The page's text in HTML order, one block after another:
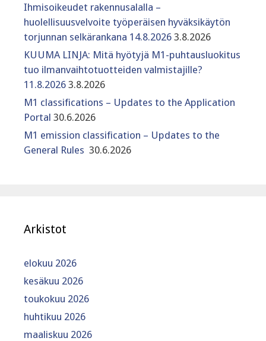
Ihmisoikeudet rakennusalalla –
huolellisuusvelvoite työperäisen hyväksikäytön
torjunnan selkärankana 14.8.2026 3.8.2026
KUUMA LINJA: Mitä hyötyjä M1-puhtausluokitus
tuo ilmanvaihtotuotteiden valmistajille?
11.8.2026 3.8.2026
M1 classifications – Updates to the Application
Portal 30.6.2026
M1 emission classification – Updates to the
General Rules 30.6.2026
Arkistot
elokuu 2026
kesäkuu 2026
toukokuu 2026
huhtikuu 2026
maaliskuu 2026